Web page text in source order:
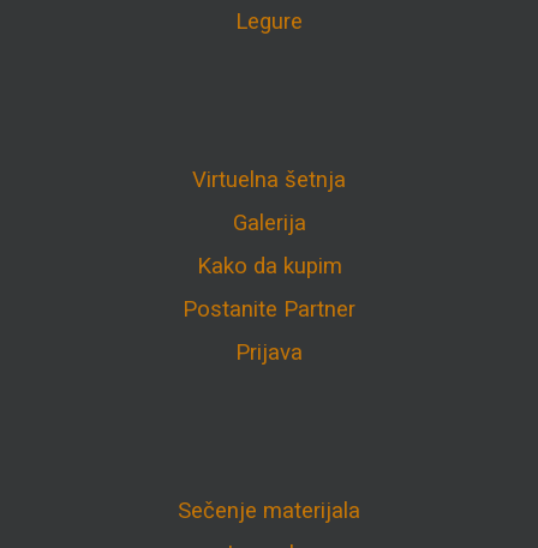
Legure
Virtuelna šetnja
Galerija
Kako da kupim
Postanite Partner
Prijava
Sečenje materijala